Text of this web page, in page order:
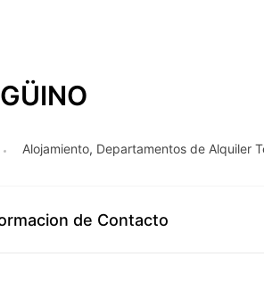
Alojamiento, Departamentos de Alquiler
de Contacto